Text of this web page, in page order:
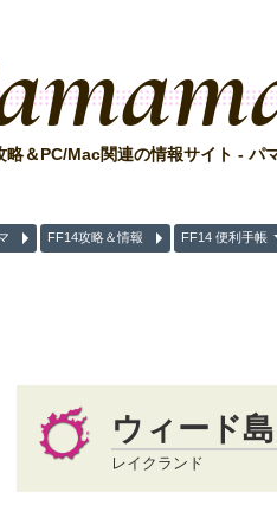
略＆PC/Mac関連の情報サイト - パ
FF14攻略＆情報 FF14 便利手帳
ウィード島
レイクランド